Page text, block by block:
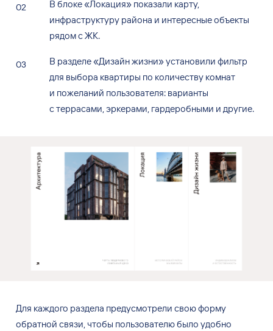
В блоке «Локация» показали карту,
инфраструктуру района и интересные объекты
рядом сЖК.
В разделе «Дизайн жизни» установили фильтр
для выбора квартиры по количеству комнат
и пожеланий пользователя: варианты
стеррасами, эркерами, гардеробными и другие.
Для каждого раздела предусмотрели своюформу
обратной связи, чтобы пользователю было удобно